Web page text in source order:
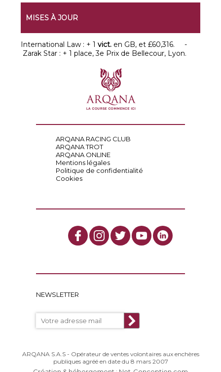
MISES À JOUR
International Law : + 1vict. en GB, et £60,316. -
Zarak Star : + 1 place, 3e Prix de Bellecour, Lyon.
ARQANA RACING CLUB
ARQANA TROT
ARQANA ONLINE
Mentions légales
Politique de confidentialité
Cookies
NEWSLETTER
ARQANA S.A.S - Opérateur de ventes volontaires aux enchères
publiques agréé en date du 8 mars 2007